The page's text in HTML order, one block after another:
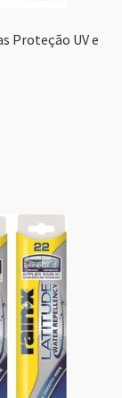
Proteção UV e